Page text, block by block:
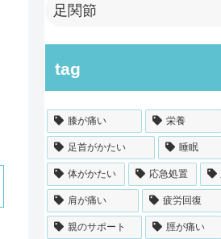
足関節
tag
膝が痛い 栄養
足首がかたい 睡眠
体がかたい 応急処置
肩が痛い 疲労回復
親のサポート 脛が痛い